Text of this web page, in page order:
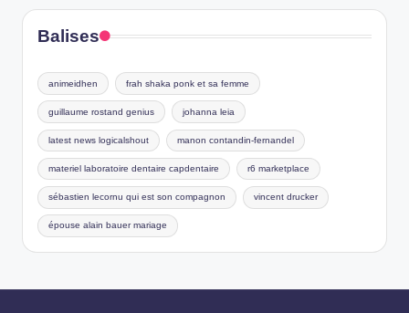
Balises
animeidhen frah shaka ponk et sa femme
guillaume rostand genius johanna leia
latest news logicalshout manon contandin-fernandel
materiel laboratoire dentaire capdentaire r6 marketplace
sébastien lecornu qui est son compagnon vincent drucker
épouse alain bauer mariage